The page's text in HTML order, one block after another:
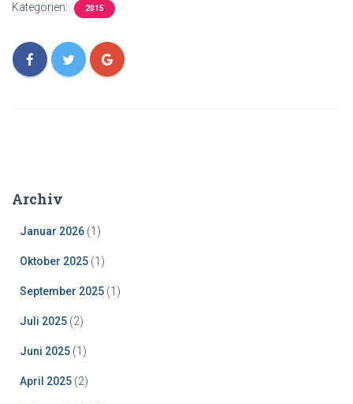
Kategorien: 2015
Archiv
Januar 2026 (1)
Oktober 2025 (1)
September 2025 (1)
Juli 2025 (2)
Juni 2025 (1)
April 2025 (2)